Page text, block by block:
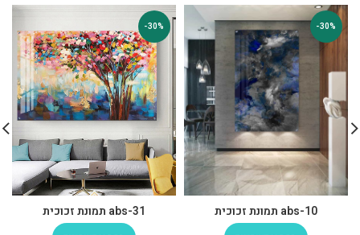
-30%
abs-10 תמונת זכוכית
-30%
abs-31 תמונת זכוכית